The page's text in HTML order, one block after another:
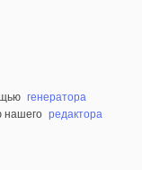
генератора
нашего редактора